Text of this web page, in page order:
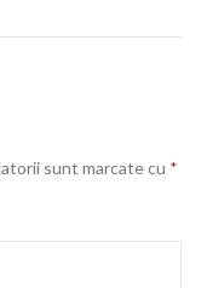
sunt marcate cu *